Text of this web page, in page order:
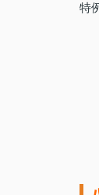
特